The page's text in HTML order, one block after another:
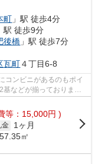
町 」駅 徒歩4分
駅 徒歩9分
後橋 」駅 徒歩7分
瓦町４丁目6-8
コンビニがあるのもポイ
などが揃っておりま
等：15,000円 )
金
1ヶ月
㎡